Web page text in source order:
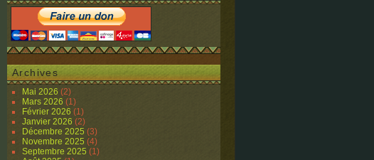
Archives
Mai 2026 (2)
Mars 2026 (1)
Février 2026 (1)
Janvier 2026 (2)
Décembre 2025 (3)
Novembre 2025 (4)
Septembre 2025 (1)